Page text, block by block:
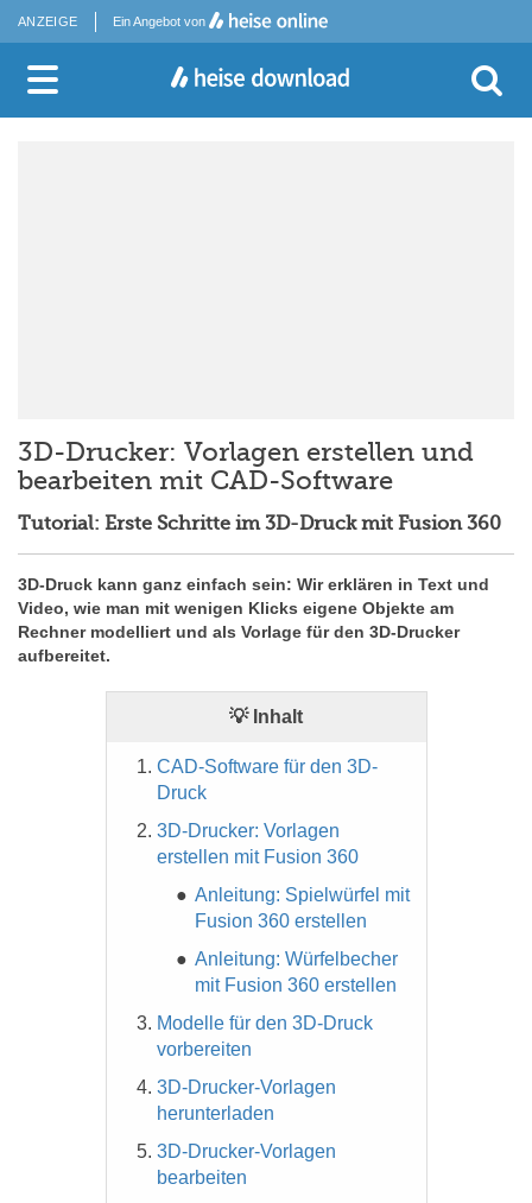
ANZEIGE Ein Angebot von
3D-Drucker: Vorlagen erstellen und
bearbeiten mit CAD-Software
Tutorial: Erste Schritte im 3D-Druck mit Fusion 360
3D-Druck kann ganz einfach sein: Wir erklären in Text und
Video, wie man mit wenigen Klicks eigene Objekte am
Rechner modelliert und als Vorlage für den 3D-Drucker
aufbereitet.
💡 Inhalt
CAD-Software für den 3D-
Druck
3D-Drucker: Vorlagen
erstellen mit Fusion 360
Anleitung: Spielwürfel mit
Fusion 360 erstellen
Anleitung: Würfelbecher
mit Fusion 360 erstellen
Modelle für den 3D-Druck
vorbereiten
3D-Drucker-Vorlagen
herunterladen
3D-Drucker-Vorlagen
bearbeiten